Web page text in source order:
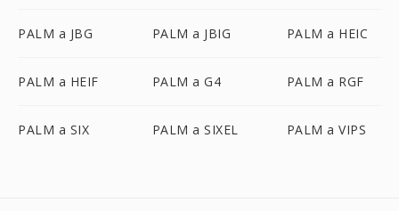
PALM a JBG PALM a JBIG PALM a HEIC
PALM a HEIF PALM a G4 PALM a RGF
PALM a SIX PALM a SIXEL PALM a VIPS